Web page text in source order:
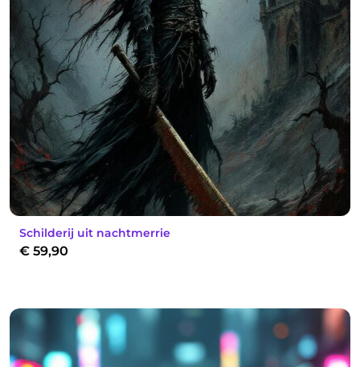
Schilderij uit nachtmerrie
€ 59,90